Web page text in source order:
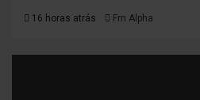
16 horas atrás Fm Alpha